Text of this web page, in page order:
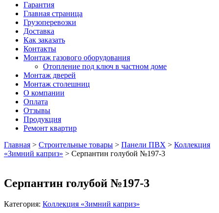
Гарантия
Главная страница
Грузоперевозки
Доставка
Как заказать
Контакты
Монтаж газового оборудования
Отопление под ключ в частном доме
Монтаж дверей
Монтаж столешниц
О компании
Оплата
Отзывы
Продукция
Ремонт квартир
Главная > Строительные товары > Панели ПВХ > Коллекция
«Зимний каприз» > Серпантин голубой №197-3
Серпантин голубой №197-3
Категория: Коллекция «Зимний каприз»